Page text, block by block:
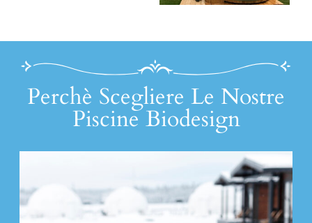
Perchè Scegliere Le Nostre
Piscine Biodesign